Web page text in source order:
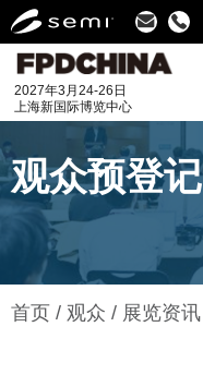
2027年3月24-26日
上海新国际博览中心
观众预登记
首页 观众 展览资讯